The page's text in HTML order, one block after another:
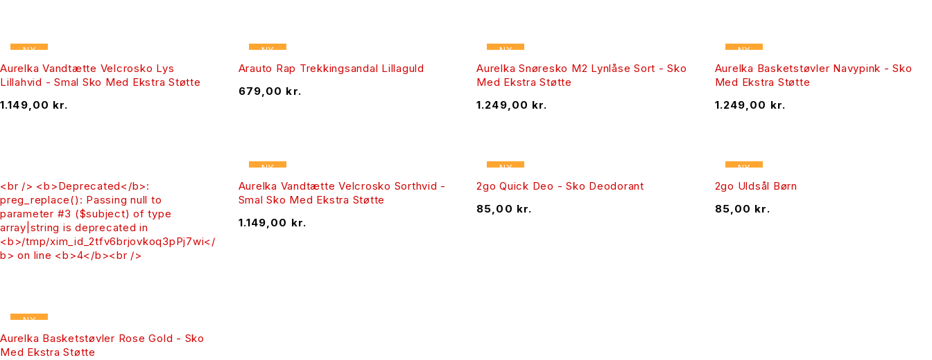
NY
Aurelka Vandtætte Velcrosko Lys
Lillahvid - Smal Sko Med Ekstra Støtte
1.149,00 kr.
NY
Arauto Rap Trekkingsandal Lillaguld
679,00 kr.
NY
Aurelka Snøresko M2 Lynlåse Sort - Sko
Med Ekstra Støtte
1.249,00 kr.
NY
Aurelka Basketstøvler Navypink - Sko
Med Ekstra Støtte
1.249,00 kr.
<br /> <b>Deprecated</b>:
preg_replace(): Passing null to
parameter #3 ($subject) of type
array|string is deprecated in
<b>/tmp/xim_id_2tfv6brjovkoq3pPj7wi</
b> on line <b>4</b><br />
NY
Aurelka Vandtætte Velcrosko Sorthvid -
Smal Sko Med Ekstra Støtte
1.149,00 kr.
NY
2go Quick Deo - Sko Deodorant
85,00 kr.
NY
2go Uldsål Børn
85,00 kr.
NY
Aurelka Basketstøvler Rose Gold - Sko
Med Ekstra Støtte